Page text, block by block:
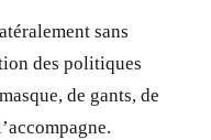
sans
des politiques
de gants, de